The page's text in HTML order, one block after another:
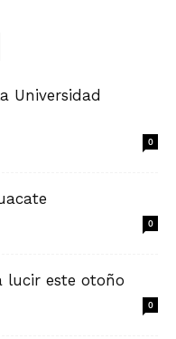
Universidad
0
0
lucir este otoño
0